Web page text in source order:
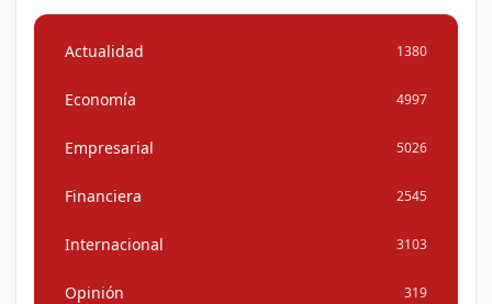
Actualidad 1380
Economía 4997
Empresarial 5026
Financiera 2545
Internacional 3103
Opinión 319